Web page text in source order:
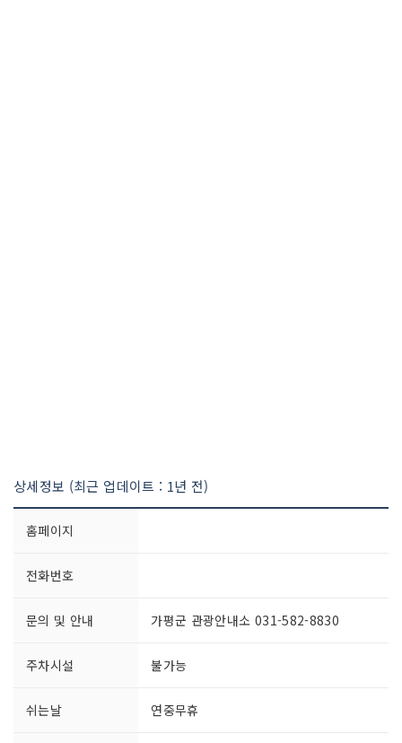
상세정보 (최근 업데이트 : 1년 전)
홈페이지
전화번호
문의 및 안내 가평군 관광안내소 031-582-8830
주차시설 불가능
쉬는날 연중무휴